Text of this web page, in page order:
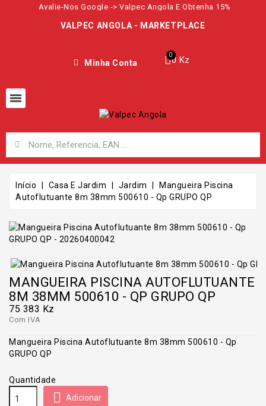
Avalie-Nos Google -> Valpec Angola E Obtenha 15%
VALPEC ANGOLA - MARKETPLACE
Minha Conta 0 Kz
Início Casa E Jardim Jardim
Mangueira Piscina
Autoflutuante 8m 38mm 500610 - Qp GRUPO QP
MANGUEIRA PISCINA AUTOFLUTUANTE
8M 38MM 500610 - QP GRUPO QP
75 383 Kz
Com IVA
Mangueira Piscina Autoflutuante 8m 38mm 500610 - Qp
GRUPO QP
Quantidade
 Adicionar